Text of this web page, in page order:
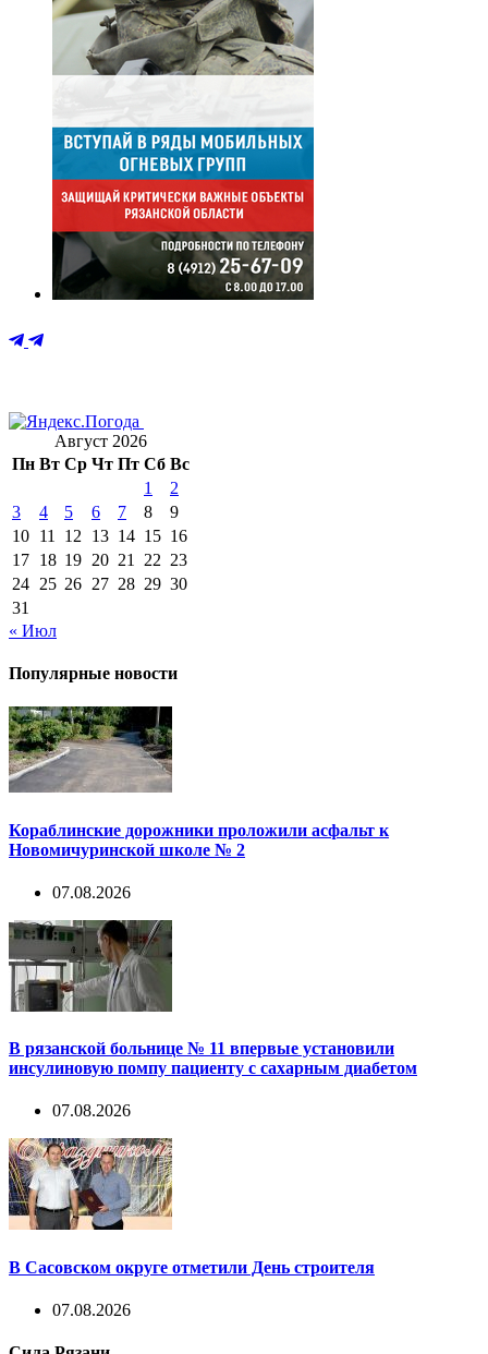
Август 2026
Пн Вт Ср Чт Пт Сб Вс
1
2
3
4 5 6 7 8
9
10 11 12 13 14 15 16
17 18 19 20 21 22 23
24 25 26 27 28 29 30
31
« Июл
Популярные новости
Кораблинские дорожники проложили асфальт к
Новомичуринской школе № 2
07.08.2026
В рязанской больнице № 11 впервые установили
инсулиновую помпу пациенту с сахарным диабетом
07.08.2026
В Сасовском округе отметили День строителя
07.08.2026